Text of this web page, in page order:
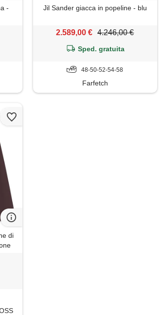
-
Jil Sander giacca in popeline - blu
2.589,00 € 4.246,00 €
Sped. gratuita
48-50-52-54-58
Farfetch
di